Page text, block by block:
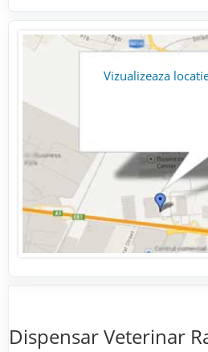
Vizualizeaza
Dispensar Veterinar